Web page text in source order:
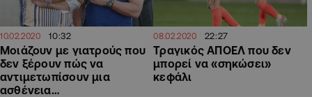
10.02.2020 10:32
Μοιάζουν με γιατρούς που
δεν ξέρουν πώς να
αντιμετωπίσουν μια
ασθένεια…
08.02.2020 22:27
Τραγικός ΑΠΟΕΛ που δεν
μπορεί να «σηκώσει»
κεφάλι